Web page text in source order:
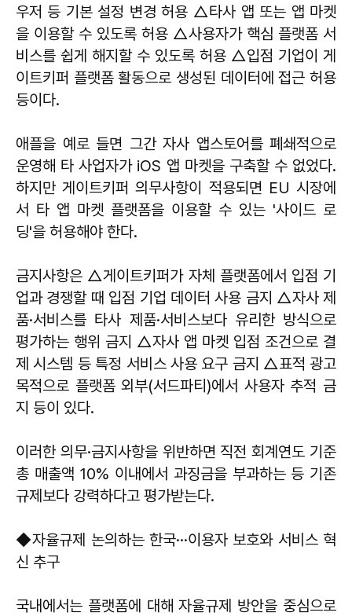
우저 등 기본 설정 변경 허용 △타사 앱 또는 앱 마켓
을 이용할 수 있도록 허용 △사용자가 핵심 플랫폼 서
비스를 쉽게 해지할 수 있도록 허용 △입점 기업이 게
이트키퍼 플랫폼 활동으로 생성된 데이터에 접근 허용
등이다.
애플을 예로 들면 그간 자사 앱스토어를 폐쇄적으로
운영해 타 사업자가 iOS 앱 마켓을 구축할 수 없었다.
하지만 게이트키퍼 의무사항이 적용되면 EU 시장에
서 타 앱 마켓 플랫폼을 이용할 수 있는 '사이드 로
딩'을 허용해야 한다.
금지사항은 △게이트키퍼가 자체 플랫폼에서 입점 기
업과 경쟁할 때 입점 기업 데이터 사용 금지 △자사 제
품·서비스를 타사 제품·서비스보다 유리한 방식으로
평가하는 행위 금지 △자사 앱 마켓 입점 조건으로 결
제 시스템 등 특정 서비스 사용 요구 금지 △표적 광고
목적으로 플랫폼 외부(서드파티)에서 사용자 추적 금
지 등이 있다.
이러한 의무·금지사항을 위반하면 직전 회계연도 기준
총 매출액 10% 이내에서 과징금을 부과하는 등 기존
규제보다 강력하다고 평가받는다.
◆자율규제 논의하는 한국···이용자 보호와 서비스 혁
신 추구
국내에서는 플랫폼에 대해 자율규제 방안을 중심으로